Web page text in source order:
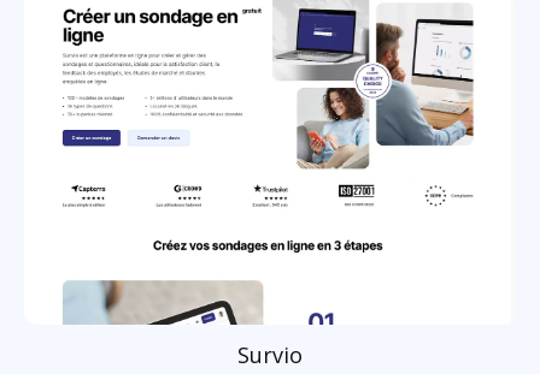
Survio